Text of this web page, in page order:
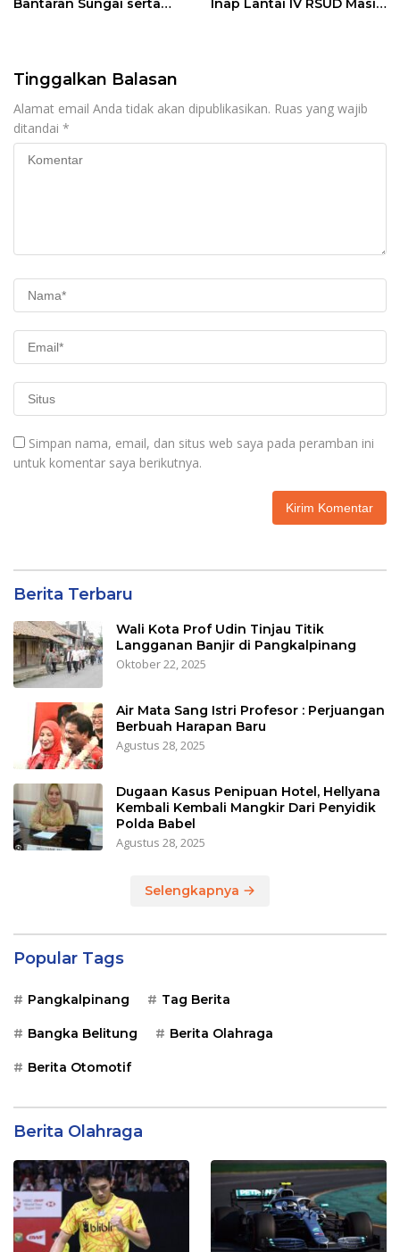
Bantaran Sungai serta
Inap Lantai IV RSUD Masih
Tinggalkan Balasan
Alamat email Anda tidak akan dipublikasikan. Ruas yang wajib
ditandai *
Simpan nama, email, dan situs web saya pada peramban ini
untuk komentar saya berikutnya.
Berita Terbaru
Wali Kota Prof Udin Tinjau Titik
Langganan Banjir di Pangkalpinang
Oktober 22, 2025
Air Mata Sang Istri Profesor : Perjuangan
Berbuah Harapan Baru
Agustus 28, 2025
Dugaan Kasus Penipuan Hotel, Hellyana
Kembali Kembali Mangkir Dari Penyidik
Polda Babel
Agustus 28, 2025
Selengkapnya
Popular Tags
Pangkalpinang Tag Berita
Bangka Belitung Berita Olahraga
Berita Otomotif
Berita Olahraga